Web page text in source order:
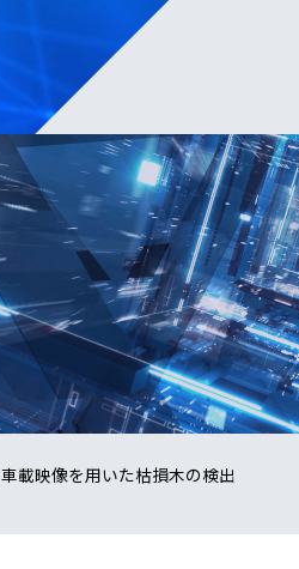
載映像を用いた枯損木の検出